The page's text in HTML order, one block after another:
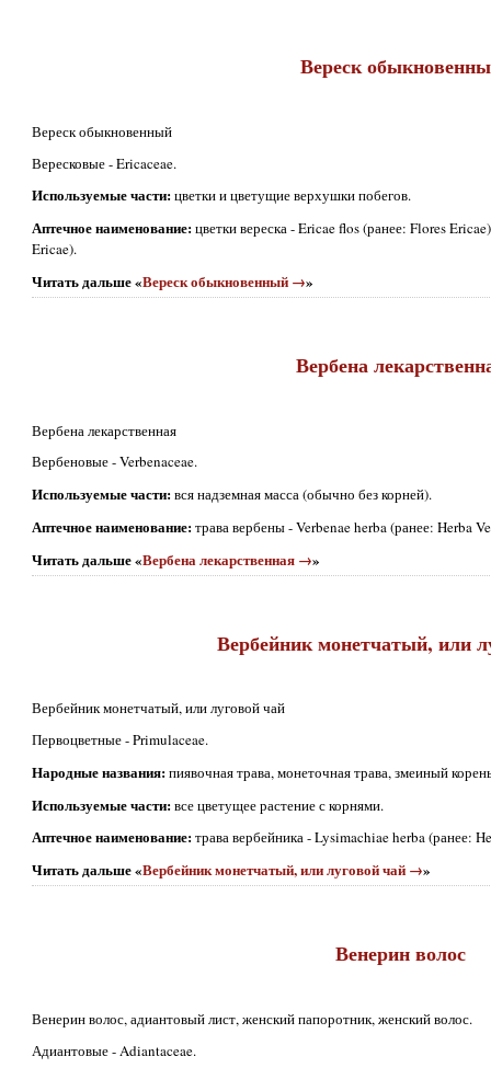
Вереск
Вереск обыкновенный
Вересковые - Ericaceae.
Используемые части:цветки и цветущие верхушки побегов.
Аптечное наименование:цветки вереска - Ericae flos (ранее: Flores
Ericae).
Читать дальше «Вереск обыкновенный →»
Вербена
Вербена лекарственная
Вербеновые - Verbenaceae.
Используемые части:вся надземная масса (обычно без корней).
Аптечное наименование:трава вербены - Verbenae herba (ранее: Herba
Читать дальше «Вербена лекарственная →»
Вербейник монетчатый, или
Вербейник монетчатый, или луговой чай
Первоцветные - Primulaceae.
Народные названия:пиявочная трава, монеточная трава, змеиный
Используемые части:все цветущее растение с корнями.
Аптечное наименование:трава вербейника - Lysimachiae herba (ранее:
Читать дальше «Вербейник монетчатый, или луговой чай →»
Венерин волос
Венерин волос, адиантовый лист, женский папоротник, женский волос.
Адиантовые - Adiantaceae.